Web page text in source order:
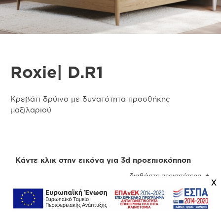
Roxie| D.R1
Κρεβάτι δρύινο με δυνατότητα προσθήκης
μαξιλαριού
Κάντε κλικ στην εικόνα για 3d προεπισκόπηση
Προσοχή! Ενδέχεται να υπάρχει μικρή χρωματική
απόκλιση μεταξύ των φωτογραφιών και των
διαβάστε περισσότερα
x